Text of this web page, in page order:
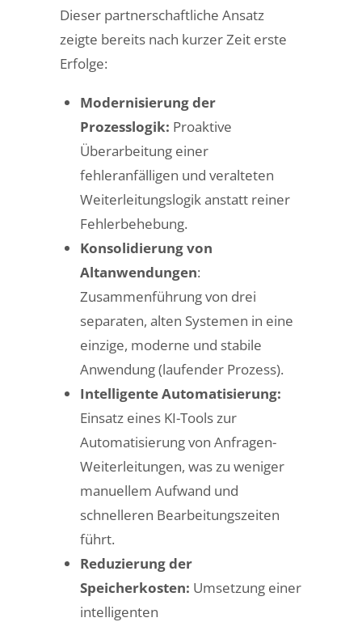
Dieser partnerschaftliche Ansatz
zeigte bereits nach kurzer Zeit erste
Erfolge:
Modernisierung der
Prozesslogik: Proaktive
Überarbeitung einer
fehleranfälligen und veralteten
Weiterleitungslogik anstatt reiner
Fehlerbehebung.
Konsolidierung von
Altanwendungen:
Zusammenführung von drei
separaten, alten Systemen in eine
einzige, moderne und stabile
Anwendung (laufender Prozess).
Intelligente Automatisierung:
Einsatz eines KI-Tools zur
Automatisierung von Anfragen-
Weiterleitungen, was zu weniger
manuellem Aufwand und
schnelleren Bearbeitungszeiten
führt.
Reduzierung der
Speicherkosten: Umsetzung einer
intelligenten